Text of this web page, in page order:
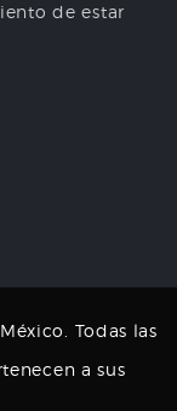
de estar
Todas las
a sus